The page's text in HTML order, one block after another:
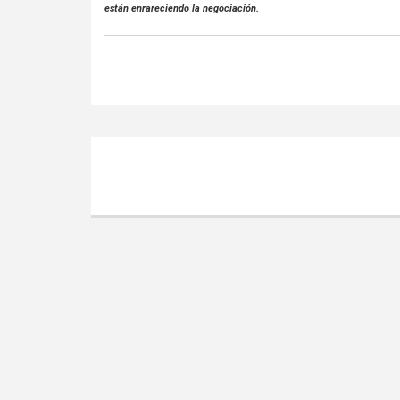
están enrareciendo la negociación.